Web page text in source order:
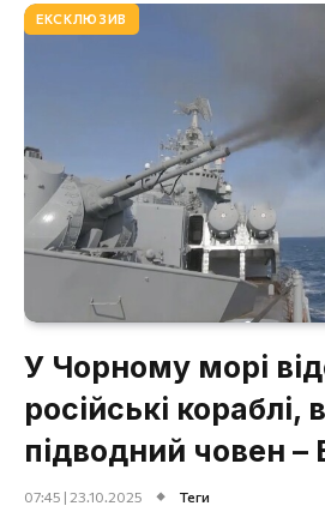
ЕКСКЛЮЗИВ
У Чорному морі
російські
підводний човен
07:45 | 23.10.2025 Теги